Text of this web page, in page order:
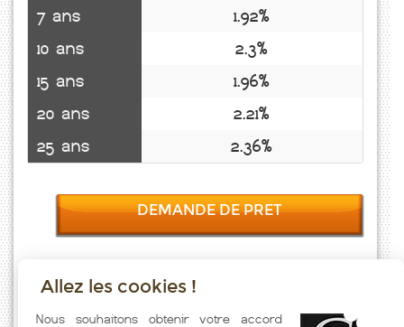
7 ans
1.92%
10 ans
2.3%
15 ans
1.96%
20 ans
2.21%
25 ans
2.36%
DEMANDE DE PRET
Taux emprunt actualisés (Courbevoie) toutes les semaines. Taux
Immobilier pratiqués par nos partenaires bancaires. Meilleur Taux
Allez les cookies !
Nous souhaitons obtenir votre accord